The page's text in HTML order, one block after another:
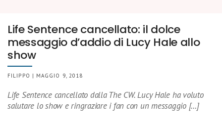
Life Sentence cancellato: il dolce
messaggio d’addio di Lucy Hale allo
show
FILIPPO | MAGGIO 9, 2018
Life Sentence cancellato dalla The CW. Lucy Hale ha voluto
salutare lo show e ringraziare i fan con un messaggio […]